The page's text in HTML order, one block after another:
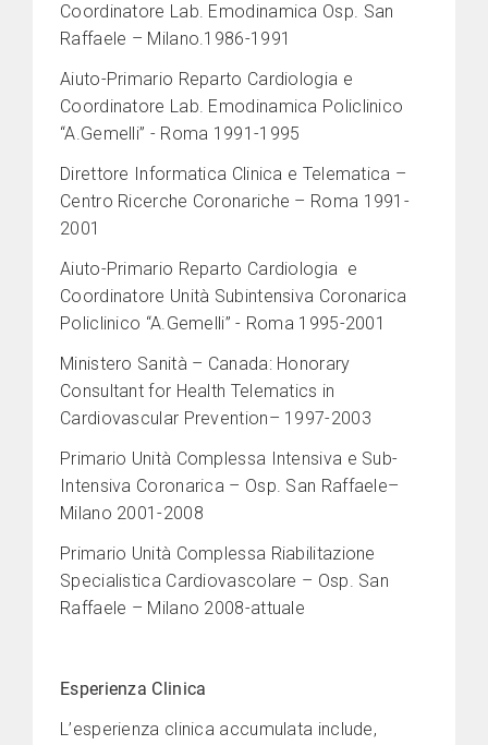
Coordinatore Lab. Emodinamica Osp. San
Raffaele – Milano.1986-1991
Aiuto-Primario Reparto Cardiologia e
Coordinatore Lab. Emodinamica Policlinico
“A.Gemelli” - Roma 1991-1995
Direttore Informatica Clinica e Telematica –
Centro Ricerche Coronariche – Roma 1991-
2001
Aiuto-Primario Reparto Cardiologia e
Coordinatore Unità Subintensiva Coronarica
Policlinico “A.Gemelli” - Roma 1995-2001
Ministero Sanità – Canada: Honorary
Consultant for Health Telematics in
Cardiovascular Prevention– 1997-2003
Primario Unità Complessa Intensiva e Sub-
Intensiva Coronarica – Osp. San Raffaele–
Milano 2001-2008
Primario Unità Complessa Riabilitazione
Specialistica Cardiovascolare – Osp. San
Raffaele – Milano 2008-attuale
Esperienza Clinica
L’esperienza clinica accumulata include,